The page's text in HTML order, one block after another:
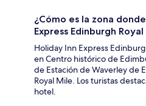
¿Cómo es la zona
Express Edinburgh
Holiday Inn Express
en Centro histórico de
de Estación de Waverley de
Royal Mile. Los turistas
hotel.